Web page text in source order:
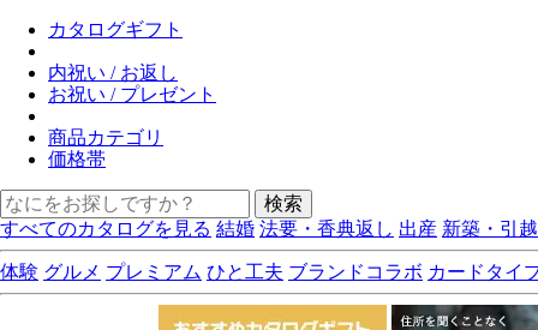
カタログギフト
内祝い / お返し
お祝い / プレゼント
商品カテゴリ
価格帯
検索
すべてのカタログを見る 結婚 法要・香典返し 出産 新築・引
体験 グルメ プレミアム ひと工夫 ブランドコラボ カードタイ